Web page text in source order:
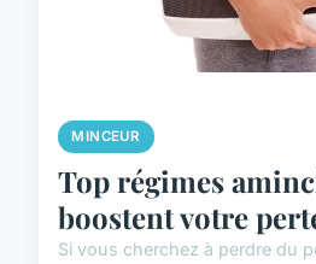
MINCEUR
Top régimes
boostent votre
Si vous cherchez à perdre du